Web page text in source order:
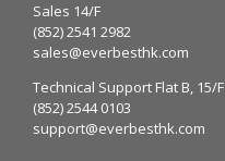
Sales 14/F
(852) 2541 2982
sales@everbesthk.com
Technical Support Flat B, 15/F
(852) 2544 0103
support@everbesthk.com